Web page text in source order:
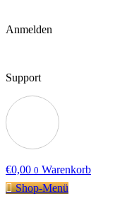
Anmelden
Support
€0,00 0 Warenkorb
Shop-Menü